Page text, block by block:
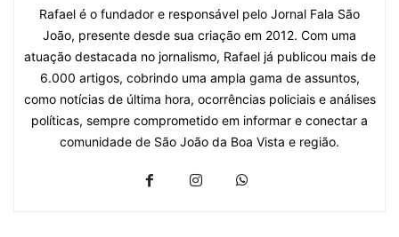
Rafael é o fundador e responsável pelo Jornal Fala São
João, presente desde sua criação em 2012. Com uma
atuação destacada no jornalismo, Rafael já publicou mais de
6.000 artigos, cobrindo uma ampla gama de assuntos,
como notícias de última hora, ocorrências policiais e análises
políticas, sempre comprometido em informar e conectar a
comunidade de São João da Boa Vista e região.